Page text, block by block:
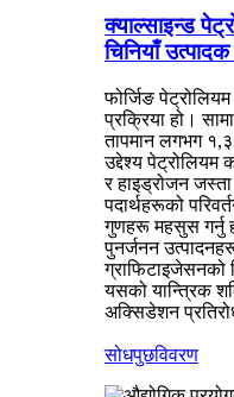
क्याल्साइन्ड
चिनियाँ
फोर्जिङ
प्रक्रिया हो।
तापमान लगभग
उद्देश्य पेट्रोलियम
र हाइड्रोजन
पदार्थहरूको
गुणहरू महसुस गर्नु
पुनर्जनन
ग्राफिटाइजेसनको
यसको यान्त्रिक
अक्सिडेशन
सोधपुछविवरण